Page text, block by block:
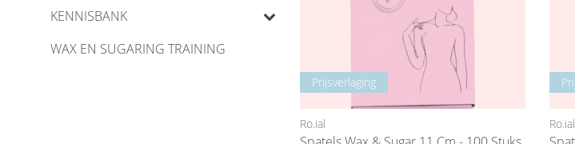
KENNISBANK
WAX EN SUGARING TRAINING
Prijsverlaging
Ro.ial Ro.ial